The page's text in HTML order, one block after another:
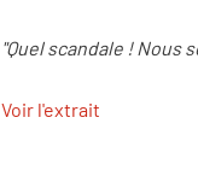
"Quel scandale ! Nous
Voir l'extrait